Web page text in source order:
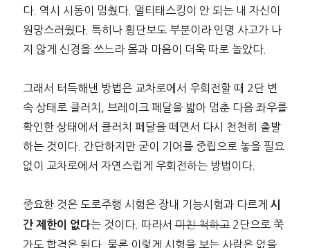
다. 역시 시동이 멈췄다. 멀티태스킹이 안 되는 내 자신이
원망스러웠다. 특히나 횡단보도 부분이라 인명 사고가 나
지 않게 신경을 쓰느라 몸과 마음이 더욱 따로 놀았다.
그래서 터득해낸 방법은 교차로에서 우회전할 때 2단 변
속 상태로 클러치, 브레이크 페달을 밟아 멈춘 다음 좌우를
확인한 상태에서 클러치 페달을 떼면서 다시 천천히 출발
하는 것이다. 간단하지만 굳이 기어를 중립으로 놓을 필요
없이 교차로에서 자연스럽게 우회전하는 방법이다.
중요한 것은 도로주행 시험은 장내 기능시험과 다르게 시
간 제한이 없다는 것이다. 따라서미친 척하고2단으로 쭉
가도 합격은 된다. 물론 이렇게 시험을 보는 사람은 없을